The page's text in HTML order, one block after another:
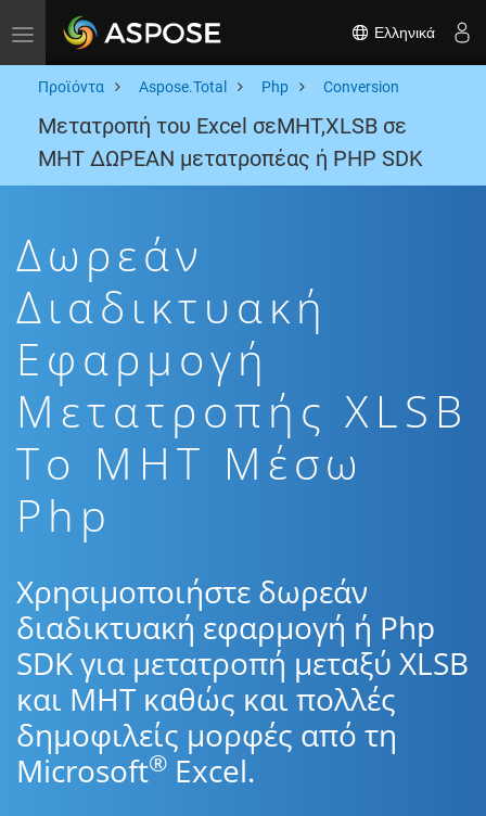
Toggle navigation Ελληνικά
Προϊόντα Aspose.Total Php Conversion
Μετατροπή του Excel σεMHT,XLSB σε
MHT ΔΩΡΕΑΝ μετατροπέας ή PHP SDK
Δωρεάν
Διαδικτυακή
Εφαρμογή
Μετατροπής XLSB
To MHT Μέσω
Php
Χρησιμοποιήστε δωρεάν
διαδικτυακή εφαρμογή ή Php
SDK για μετατροπή μεταξύ XLSB
και MHT καθώς και πολλές
δημοφιλείς μορφές από τη
Microsoft® Excel.